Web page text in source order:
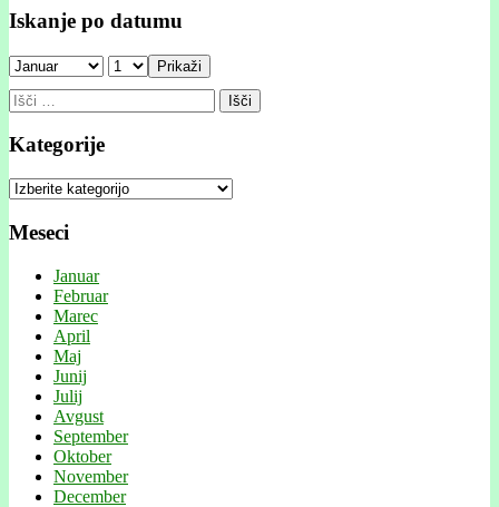
Iskanje po datumu
Prikaži
Išči:
Kategorije
Kategorije
Meseci
Januar
Februar
Marec
April
Maj
Junij
Julij
Avgust
September
Oktober
November
December